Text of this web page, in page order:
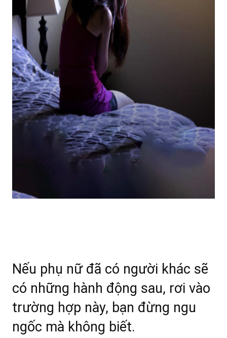
Nếu phụ nữ đã có người khác sẽ
có những hành động sau, rơi vào
trường hợp này, bạn đừng ngu
ngốc mà không biết.